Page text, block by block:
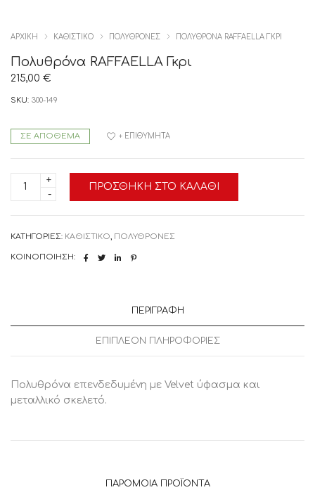
ΑΡΧΙΚΉ ΚΑΘΙΣΤΙΚΟ ΠΟΛΥΘΡΟΝΕΣ ΠΟΛΥΘΡΌΝΑ RAFFAELLA ΓΚΡΙ
Πολυθρόνα RAFFAELLA Γκρι
215,00 €
SKU: 300-149
ΣΕ ΑΠΌΘΕΜΑ
Πολυθρόνα
RAFFAELLA
ΠΡΟΣΘΉΚΗ ΣΤΟ ΚΑΛΆΘΙ
+ ΕΠΙΘΥΜΗΤΆ
ΚΑΤΗΓΟΡΊΕΣ: ΚΑΘΙΣΤΙΚΟ, ΠΟΛΥΘΡΟΝΕΣ
ΚΟΙΝΟΠΟΊΗΣΗ:
ΠΕΡΙΓΡΑΦΉ
ΕΠΙΠΛΈΟΝ ΠΛΗΡΟΦΟΡΊΕΣ
Πολυθρόνα επενδεδυμένη με Velvet ύφασμα και
μεταλλικό σκελετό.
ΠΑΡΌΜΟΙΑ ΠΡΟΪΌΝΤΑ